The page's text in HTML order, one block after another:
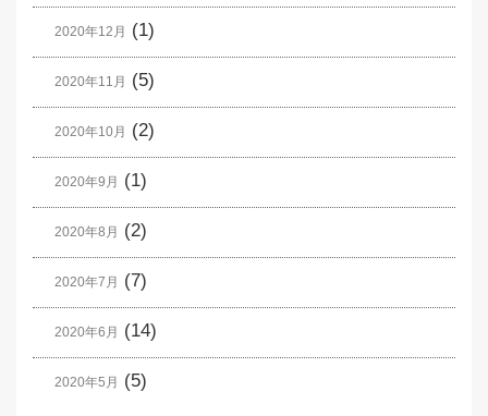
2020年12月 (1)
2020年11月 (5)
2020年10月 (2)
2020年9月 (1)
2020年8月 (2)
2020年7月 (7)
2020年6月 (14)
2020年5月 (5)